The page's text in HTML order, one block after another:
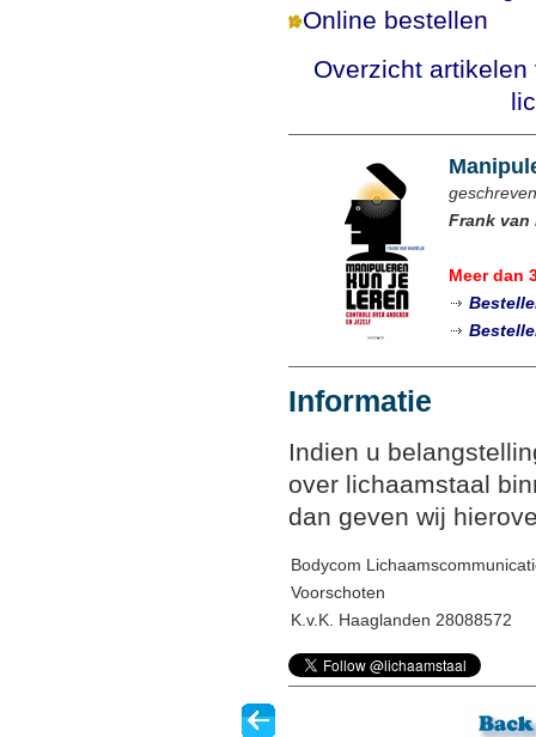
Online bestellen
Overzicht
Frank van
Meer dan
Informatie
Indien u
over lichaamstaal
dan geven wij
Bodycom
Voorschoten
K.v.K. Haaglanden 28088572